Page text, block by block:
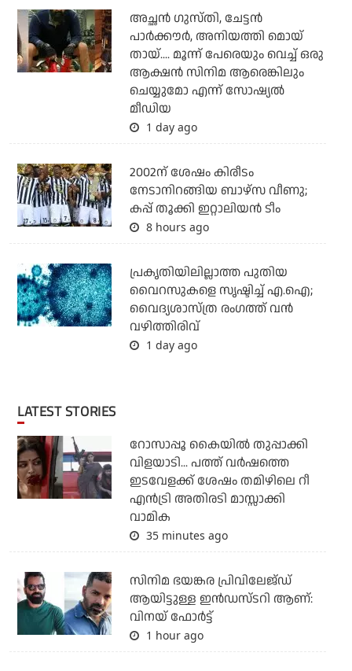
അച്ഛന്‍ ഗുസ്തി, ചേട്ടന്‍
പാര്‍ക്കൗര്‍, അനിയത്തി മൊയ്
തായ്.... മൂന്ന് പേരെയും വെച്ച് ഒരു
ആക്ഷന്‍ സിനിമ ആരെങ്കിലും
ചെയ്യുമോ എന്ന് സോഷ്യല്‍
മീഡിയ
1 day ago
2002ന് ശേഷം കിരീടം
നേടാനിറങ്ങിയ ബാഴ്സ വീണു;
കപ്പ് തൂക്കി ഇറ്റാലിയൻ ടീം
8 hours ago
പ്രകൃതിയിലില്ലാത്ത പുതിയ
വൈറസുകളെ സൃഷ്ടിച്ച് എ.ഐ;
വൈദ്യശാസ്ത്ര രംഗത്ത് വന്‍
വഴിത്തിരിവ്
1 day ago
LATEST STORIES
റോസാപ്പൂ കൈയില്‍ തുപ്പാക്കി
വിളയാടി... പത്ത് വര്‍ഷത്തെ
ഇടവേളക്ക് ശേഷം തമിഴിലെ റീ
എന്‍ട്രി അതിരടി മാസ്സാക്കി
വാമിക
35 minutes ago
സിനിമ ഭയങ്കര പ്രിവിലേജ്ഡ്
ആയിട്ടുള്ള ഇൻഡസ്ടറി ആണ്:
വിനയ് ഫോർട്ട്
1 hour ago